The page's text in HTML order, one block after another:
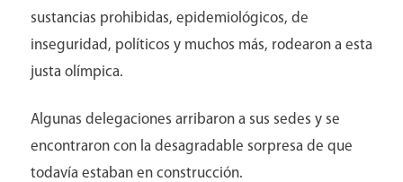
Directorio
sustancias prohibidas, epidemiológicos, de
inseguridad, políticos y muchos más, rodearon a esta
justa olímpica.
Algunas delegaciones arribaron a sus sedes y se
encontraron con la desagradable sorpresa de que
todavía estaban en construcción.